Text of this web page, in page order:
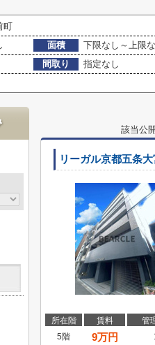
町
面積 下限なし～上限
間取り
指定なし
該当公
リーガル京都五条大
所在階 賃料 管
5階
9万円